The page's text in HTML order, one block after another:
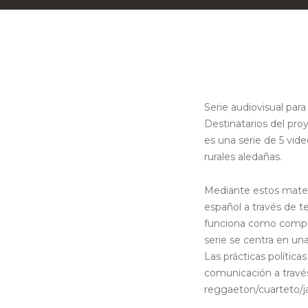
Serie audiovisual
Destinatarios del
es una serie de 5
rurales aledañas.
Mediante estos
español a través de
funciona como
serie se centra en
Las prácticas
comunicación a
reggaeton/cuarteto/